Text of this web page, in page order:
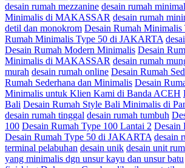
desain rumah mezzanine desain rumah
Minimalis di MAKASSAR desain rumah
detil dan monokrom Desain Rumah Minimalis
Rumah Minimalis Type 50 di JAKARTA
Desain Rumah Modern Minimalis Desain
Minimalis di MAKASSAR desain rumah
murah desain rumah online Desain Rumah
Rumah Sederhana dan Minimalis Desain
Minimalis untuk Klien Kami di Banda ACEH
Bali Desain Rumah Style Bali Minimalis di
desain rumah tinggal desain rumah tumbuh
100 Desain Rumah Type 100 Lantai 2 Desain
Desain Rumah Type 50 di JAKARTA desain
terminal pelabuhan desain unik desain unit
yang minimalis dgn unsur kayu dan unsur batu